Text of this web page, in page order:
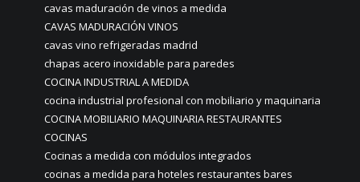
cavas maduración de vinos a medida
CAVAS MADURACIÓN VINOS
cavas vino refrigeradas madrid
chapas acero inoxidable para paredes
COCINA INDUSTRIAL A MEDIDA
cocina industrial profesional con mobiliario y maquinaria
COCINA MOBILIARIO MAQUINARIA RESTAURANTES
COCINAS
Cocinas a medida con módulos integrados
cocinas a medida para hoteles restaurantes bares